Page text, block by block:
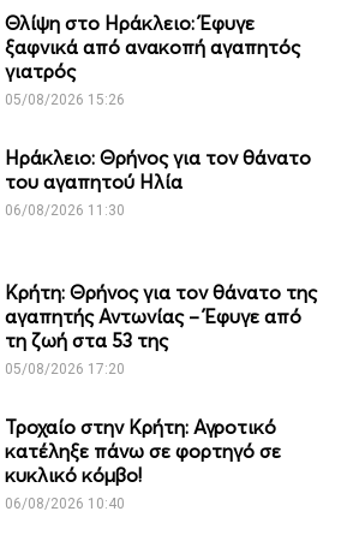
Θλίψη στο Ηράκλειο: Έφυγε
ξαφνικά από ανακοπή αγαπητός
γιατρός
05/08/2026 15:26
Ηράκλειο: Θρήνος για τον θάνατο
του αγαπητού Ηλία
06/08/2026 11:30
Κρήτη: Θρήνος για τον θάνατο της
αγαπητής Αντωνίας – Έφυγε από
τη ζωή στα 53 της
05/08/2026 17:20
Τροχαίο στην Κρήτη: Αγροτικό
κατέληξε πάνω σε φορτηγό σε
κυκλικό κόμβο!
06/08/2026 10:40